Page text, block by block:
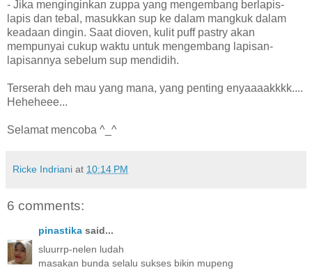
- Jika menginginkan zuppa yang mengembang berlapis-
lapis dan tebal, masukkan sup ke dalam mangkuk dalam
keadaan dingin. Saat dioven, kulit puff pastry akan
mempunyai cukup waktu untuk mengembang lapisan-
lapisannya sebelum sup mendidih.
Terserah deh mau yang mana, yang penting enyaaaakkkk....
Heheheee...
Selamat mencoba ^_^
Ricke Indriani at 10:14 PM
6 comments:
pinastika said...
sluurrp-nelen ludah
masakan bunda selalu sukses bikin mupeng